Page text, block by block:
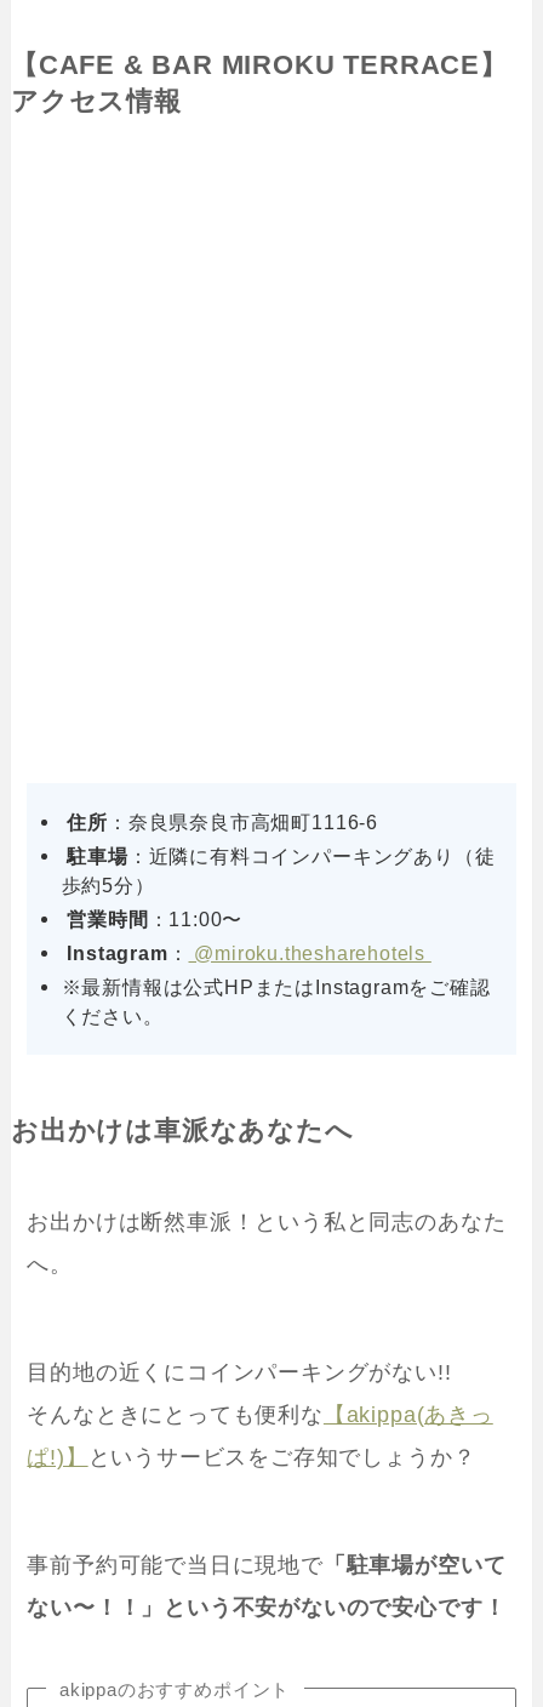
【CAFE & BAR MIROKU TERRACE】
アクセス情報
住所 ：奈良県奈良市高畑町1116-6
駐車場：近隣に有料コインパーキングあり（徒
歩約5分）
営業時間 ：11:00〜
Instagram ：
@miroku.thesharehotels
※最新情報は公式HPまたはInstagramをご確認
ください。
お出かけは車派なあなたへ
お出かけは断然車派！という私と同志のあなた
へ。
目的地の近くにコインパーキングがない!!
そんなときにとっても便利な 【akippa(あきっ
ぱ!)】
というサービスをご存知でしょうか？
事前予約可能で当日に現地で 「駐車場が空いて
ない〜！！」という不安がないので安心です！
akippaのおすすめポイント